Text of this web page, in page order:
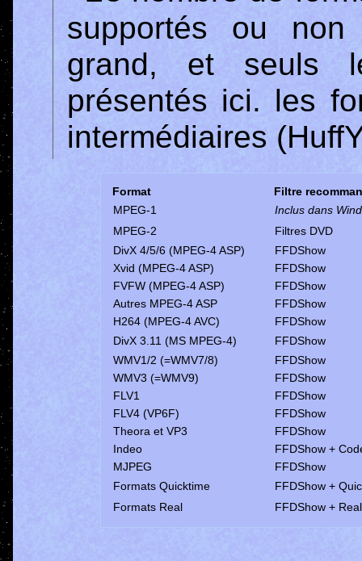
supportés ou
grand, et seuls
présentés ici. les
intermédiaires
Format
Filtre
MPEG-1
Inclus dans
MPEG-2
Filtres DVD
DivX 4/5/6 (MPEG-4 ASP)
FFDShow
Xvid (MPEG-4 ASP)
FFDShow
FVFW (MPEG-4 ASP)
FFDShow
Autres MPEG-4 ASP
FFDShow
H264 (MPEG-4 AVC)
FFDShow
DivX 3.11 (MS MPEG-4)
FFDShow
WMV1/2 (=WMV7/8)
FFDShow
WMV3 (=WMV9)
FFDShow
FLV1
FFDShow
FLV4 (VP6F)
FFDShow
Theora et VP3
FFDShow
Indeo
FFDShow +
MJPEG
FFDShow
Formats Quicktime
FFDShow +
Formats Real
FFDShow +